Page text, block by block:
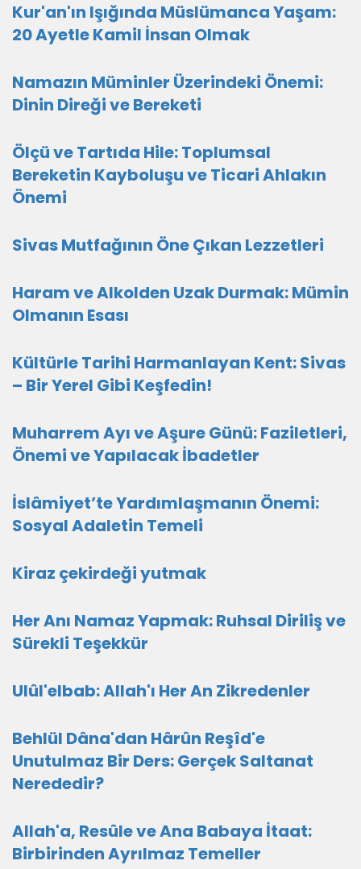
Kur'an'ın Işığında Müslümanca Yaşam:
20 Ayetle Kamil İnsan Olmak
Namazın Müminler Üzerindeki Önemi:
Dinin Direği ve Bereketi
Ölçü ve Tartıda Hile: Toplumsal
Bereketin Kayboluşu ve Ticari Ahlakın
Önemi
Sivas Mutfağının Öne Çıkan Lezzetleri
Haram ve Alkolden Uzak Durmak: Mümin
Olmanın Esası
Kültürle Tarihi Harmanlayan Kent: Sivas
– Bir Yerel Gibi Keşfedin!
Muharrem Ayı ve Aşure Günü: Faziletleri,
Önemi ve Yapılacak İbadetler
İslâmiyet’te Yardımlaşmanın Önemi:
Sosyal Adaletin Temeli
Kiraz çekirdeği yutmak
Her Anı Namaz Yapmak: Ruhsal Diriliş ve
Sürekli Teşekkür
Ulûl'elbab: Allah'ı Her An Zikredenler
Behlül Dâna'dan Hârûn Reşîd'e
Unutulmaz Bir Ders: Gerçek Saltanat
Nerededir?
Allah'a, Resûle ve Ana Babaya İtaat:
Birbirinden Ayrılmaz Temeller